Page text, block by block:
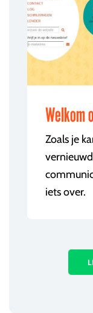
Welkom
Zoals je
iets over.